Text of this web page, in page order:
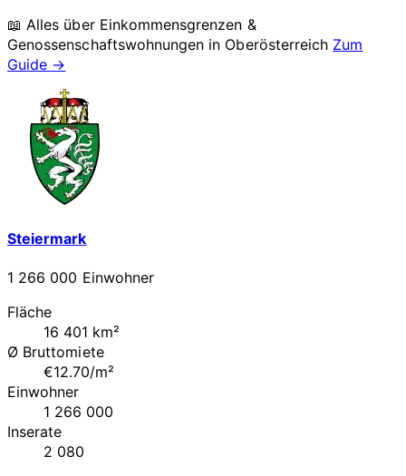
📖 Alles über Einkommensgrenzen &
Genossenschaftswohnungen in Oberösterreich Zum
Guide →
Steiermark
1 266 000 Einwohner
Fläche
16 401 km²
Ø Bruttomiete
€12.70/m²
Einwohner
1 266 000
Inserate
2 080